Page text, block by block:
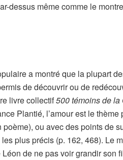
dessus même comme le
a montré que la plupart
de découvrir ou de
livre collectif500 témoins de la
Plantié, l’amour est le
ou avec des points de
plus précis (p. 162, 468). Le
de ne pas voir grandir son